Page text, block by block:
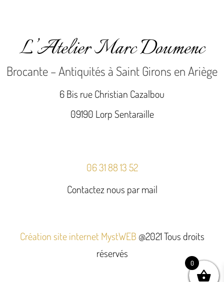
L’Atelier Marc Doumenc
Brocante – Antiquités à Saint Girons en Ariège
6 Bis rue Christian Cazalbou
09190 Lorp Sentaraille
06 31 88 13 52
Contactez nous par mail
Création site internet MystWEB @2021 Tous droits
réservés
0